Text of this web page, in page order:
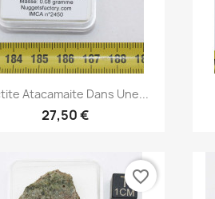
Aperçu rapide
Atacamaite Dans Une...
27,50 €
favorite_border